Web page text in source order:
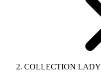
COLLECTION LADY